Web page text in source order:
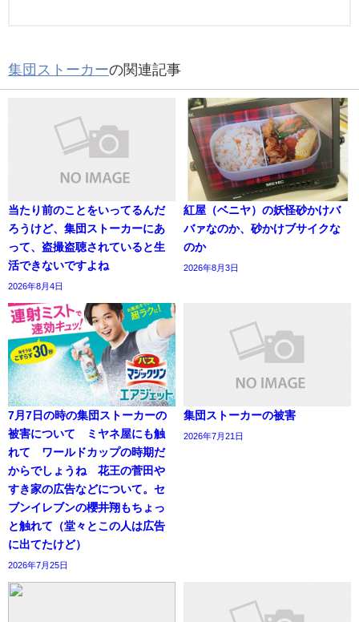
集団ストーカーの関連記事
当たり前のことをいってるんだ
ろうけど、集団ストーカーにあ
って、盗撮盗聴されていると生
活できないですよね
2026年8月4日
紅屋（ベニヤ）の妖怪砂かけバ
バァなのか、砂かけブサイクな
のか
2026年8月3日
7月7日の時の集団ストーカーの
被害について ミヤネ屋にも触
れて ワールドカップの時期だ
からでしょうね 花王の菅田や
すき家の広告などについて。セ
ブンイレブンの櫻井翔もちょっ
と触れて（堂々とこの人は広告
に出てたけど）
2026年7月25日
集団ストーカーの被害
2026年7月21日